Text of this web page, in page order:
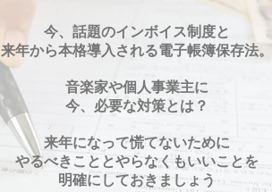
今、話題のインボイス制度と
​来年から本格導入される電子帳簿保存法。
音楽家や個人事業主に
今、必要な対策とは？
来年になって慌てないために
やるべきこととやらなくもいいことを
​明確にしておきましょう​